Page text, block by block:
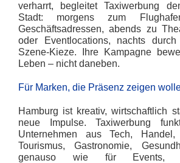
verharrt, begleitet Taxiwerbung
Stadt: morgens zum
Geschäftsadressen, abends zu
oder Eventlocations, nachts
Szene-Kieze. Ihre Kampagne
Leben – nicht daneben.
Für Marken, die Präsenz zeigen
Hamburg ist kreativ, wirtschaftlich
neue Impulse. Taxiwerbung
Unternehmen aus Tech,
Tourismus, Gastronomie,
genauso wie für Events,